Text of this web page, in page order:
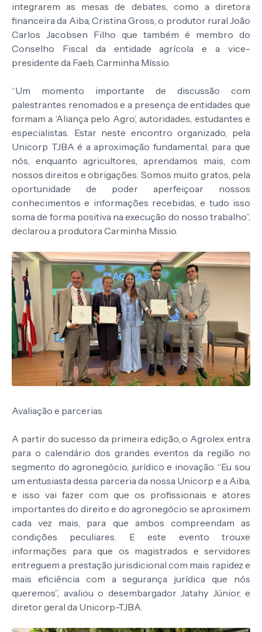
integrarem as mesas de debates, como a diretora
financeira da Aiba, Cristina Gross, o produtor rural João
Carlos Jacobsen Filho que também é membro do
Conselho Fiscal da entidade agrícola e a vice-
presidente da Faeb, Carminha Míssio.
“Um momento importante de discussão com
palestrantes renomados e a presença de entidades que
formam a ‘Aliança pelo Agro’, autoridades, estudantes e
especialistas. Estar neste encontro organizado, pela
Unicorp TJBA é a aproximação fundamental, para que
nós, enquanto agricultores, aprendamos mais, com
nossos direitos e obrigações. Somos muito gratos, pela
oportunidade de poder aperfeiçoar nossos
conhecimentos e informações recebidas, e tudo isso
soma de forma positiva na execução do nosso trabalho”,
declarou a produtora Carminha Missio.
Avaliação e parcerias
A partir do sucesso da primeira edição, o Agrolex entra
para o calendário dos grandes eventos da região no
segmento do agronegócio, jurídico e inovação. “Eu sou
um entusiasta dessa parceria da nossa Unicorp e a Aiba,
e isso vai fazer com que os profissionais e atores
importantes do direito e do agronegócio se aproximem
cada vez mais, para que ambos compreendam as
condições peculiares. E este evento trouxe
informações para que os magistrados e servidores
entreguem a prestação jurisdicional com mais rapidez e
mais eficiência com a segurança jurídica que nós
queremos”, avaliou o desembargador Jatahy Júnior, e
diretor geral da Unicorp-TJBA.